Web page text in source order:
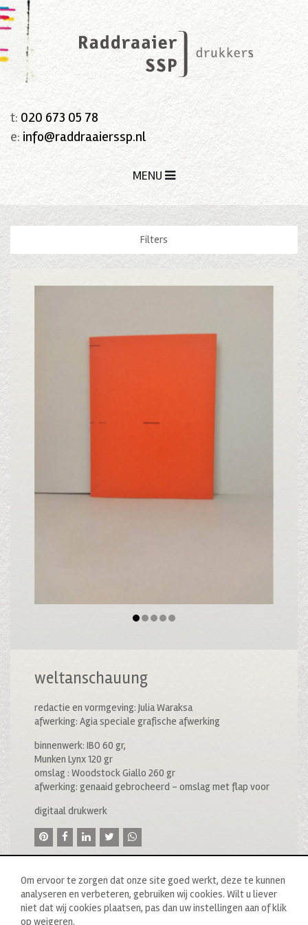
t: 020 673 05 78
e: info@raddraaierssp.nl
MENU
Filters
weltanschauung
redactie en vormgeving: Julia Waraksa
afwerking: Agia speciale grafische afwerking
binnenwerk: IBO 60 gr,
Munken Lynx 120 gr
omslag : Woodstock Giallo 260 gr
afwerking: genaaid gebrocheerd – omslag met flap voor
digitaal drukwerk
Om ervoor te zorgen dat onze site goed werkt, deze te kunnen
analyseren en verbeteren, gebruiken wij cookies. Wilt u liever
niet dat wij cookies plaatsen, pas dan uw instellingen aan of klik
op weigeren.